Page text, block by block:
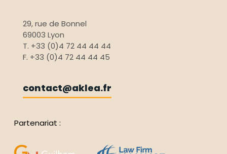
29, rue de Bonnel
69003 Lyon
T. +33 (0)4 72 44 44 44
F. +33 (0)4 72 44 44 45
contact@aklea.fr
Partenariat :